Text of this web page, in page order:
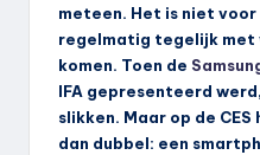
meteen. Het is niet
regelmatig tegelijk
komen. Toen de
IFA gepresenteerd
slikken. Maar op de CES
dan dubbel: een